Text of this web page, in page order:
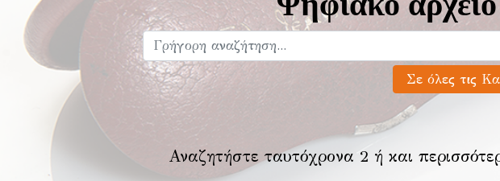
Αναζητήστε ταυτόχρονα 2 ή και